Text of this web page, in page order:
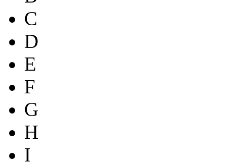
C
D
E
F
G
H
I